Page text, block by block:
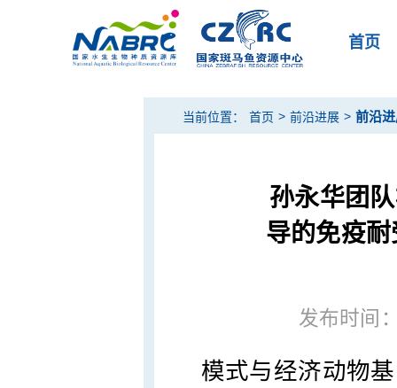
首页
当前位置： 首页 > 前沿进展 > 前沿
孙永华团
导的免疫
发布时间
模式与经济动物